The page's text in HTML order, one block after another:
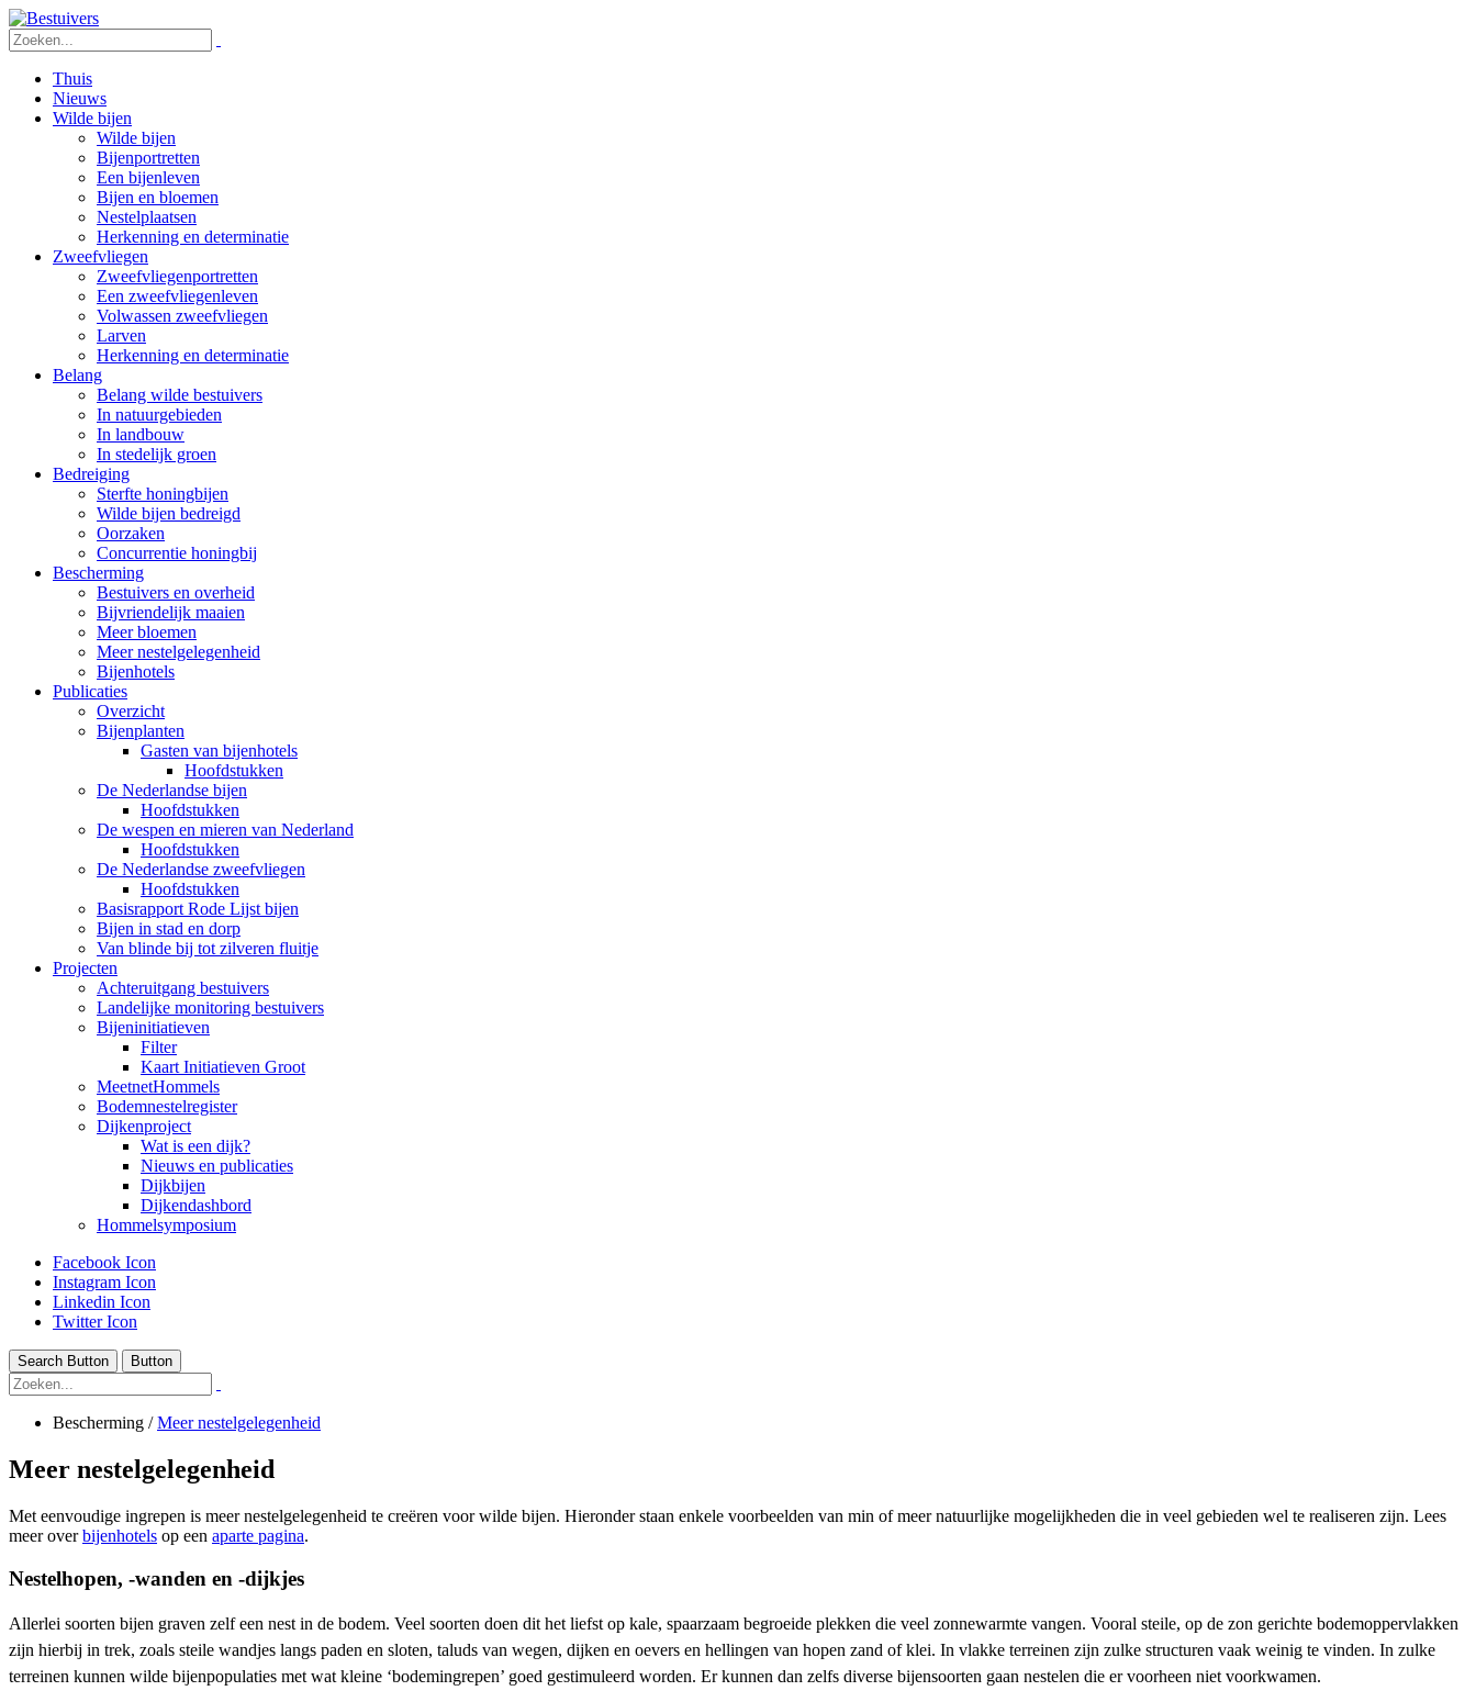
Thuis
Nieuws
Wilde bijen
Wilde bijen
Bijenportretten
Een bijenleven
Bijen en bloemen
Nestelplaatsen
Herkenning en determinatie
Zweefvliegen
Zweefvliegenportretten
Een zweefvliegenleven
Volwassen zweefvliegen
Larven
Herkenning en determinatie
Belang
Belang wilde bestuivers
In natuurgebieden
In landbouw
In stedelijk groen
Bedreiging
Sterfte honingbijen
Wilde bijen bedreigd
Oorzaken
Concurrentie honingbij
Bescherming
Bestuivers en overheid
Bijvriendelijk maaien
Meer bloemen
Meer nestelgelegenheid
Bijenhotels
Publicaties
Overzicht
Bijenplanten
Gasten van bijenhotels
Hoofdstukken
De Nederlandse bijen
Hoofdstukken
De wespen en mieren van Nederland
Hoofdstukken
De Nederlandse zweefvliegen
Hoofdstukken
Basisrapport Rode Lijst bijen
Bijen in stad en dorp
Van blinde bij tot zilveren fluitje
Projecten
Achteruitgang bestuivers
Landelijke monitoring bestuivers
Bijeninitiatieven
Filter
Kaart Initiatieven Groot
MeetnetHommels
Bodemnestelregister
Dijkenproject
Wat is een dijk?
Nieuws en publicaties
Dijkbijen
Dijkendashbord
Hommelsymposium
Facebook Icon
Instagram Icon
Linkedin Icon
Twitter Icon
Search Button Button
Bescherming /Meer nestelgelegenheid
Meer nestelgelegenheid
Met eenvoudige ingrepen is meer nestelgelegenheid te creëren voor wilde bijen. Hieronder staan enkele voorbeelden van min of meer natuurlijke mogelijkheden die in veel gebieden wel te realiseren zijn. Lees
meer overbijenhotels op een aparte pagina.
Nestelhopen, -wanden en -dijkjes
Allerlei soorten bijen graven zelf een nest in de bodem. Veel soorten doen dit het liefst op kale, spaarzaam begroeide plekken die veel zonnewarmte vangen. Vooral steile, op de zon gerichte bodemoppervlakken
zijn hierbij in trek, zoals steile wandjes langs paden en sloten, taluds van wegen, dijken en oevers en hellingen van hopen zand of klei. In vlakke terreinen zijn zulke structuren vaak weinig te vinden. In zulke
terreinen kunnen wilde bijenpopulaties met wat kleine ‘bodemingrepen’ goed gestimuleerd worden. Er kunnen dan zelfs diverse bijensoorten gaan nestelen die er voorheen niet voorkwamen.